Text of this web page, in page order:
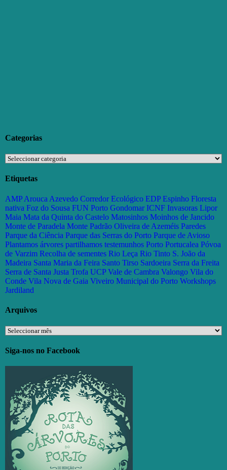
Categorias
Categorias
Etiquetas
AMP Arouca Azevedo Corredor Ecológico EDP Espinho Floresta
nativa Foz do Sousa FUN Porto Gondomar ICNF Invasoras Lipor
Maia Mata da Quinta do Castelo Matosinhos Moinhos de Jancido
Monte de Paradela Monte Padrão Oliveira de Azeméis Paredes
Parque da Ciência Parque das Serras do Porto Parque de Avioso
Plantamos árvores partilhamos testemunhos Porto Portucalea Póvoa
de Varzim Recolha de sementes Rio Leça Rio Tinto S. João da
Madeira Santa Maria da Feira Santo Tirso Sardoeira Serra da Freita
Serra de Santa Justa Trofa UCP Vale de Cambra Valongo Vila do
Conde Vila Nova de Gaia Viveiro Municipal do Porto Workshops
Jardiland
Arquivos
Arquivos
Siga-nos no Facebook